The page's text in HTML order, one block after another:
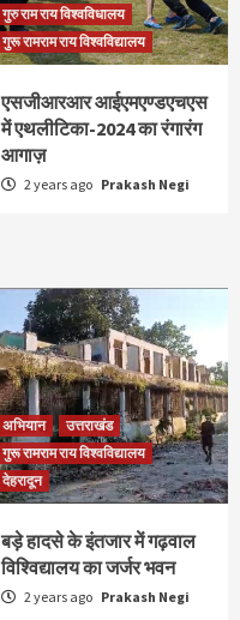
गुरु राम राय विश्वविधालय
गुरू रामराम राय विश्वविद्यालय
एसजीआरआर आईएमएण्डएचएस
में एथलीटिका-2024 का रंगारंग
आगाज़
2 years ago Prakash Negi
अभियान
उत्तराखंड
गुरू रामराम राय विश्वविद्यालय
देहरादून
बड़े हादसे के इंतजार में गढ़वाल
विश्विद्यालय का जर्जर भवन
2 years ago Prakash Negi